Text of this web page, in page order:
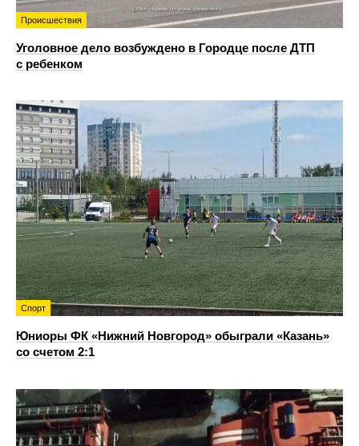
Происшествия
Уголовное дело возбуждено в Городце после ДТП
с ребенком
Спорт
Юниоры ФК «Нижний Новгород» обыграли «Казань»
со счетом 2:1